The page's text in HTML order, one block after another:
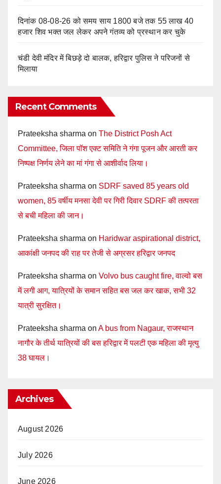
दिनांक 08-08-26 को समय साय 1800 बजे तक 55 लाख 40
हजार शिव भक्त जल लेकर अपने गंतव्य को प्रस्थान कर चुके
चंडी देवी मंदिर में बिछड़े दो बालक, हरिद्वार पुलिस ने परिजनों से
मिलाया
Recent Comments
Prateeksha sharma on The District Posh Act
Committee, जिला पॉश एक्ट समिति ने गंगा पूजन और आरती कर
निष्पक्ष निर्णय लेने का मां गंगा से आशीर्वाद लिया।
Prateeksha sharma on SDRF saved 85 years old
women, 85 वर्षीय मनसा देवी पर गिरी दिवार SDRF की तत्परता
से बची महिला की जान।
Prateeksha sharma on Haridwar aspirational district,
आकांक्षी जनपद की राह पर तेजी से अग्रसर हरिद्वार जनपद
Prateeksha sharma on Volvo bus caught fire, वाल्वो बस
में लगी आग, यात्रियों के समान सहित बस जल कर खाक, सभी 32
यात्री सुरक्षित।
Prateeksha sharma on A bus from Nagaur, राजस्थान
नागौर के तीर्थ यात्रियों की बस हरिद्वार में पलटी एक महिला की मृत्यु
38 घायल।
Archives
August 2026
July 2026
June 2026